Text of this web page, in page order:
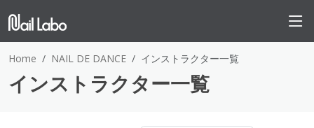
Home NAIL DE DANCE インストラクター一覧
インストラクター一覧